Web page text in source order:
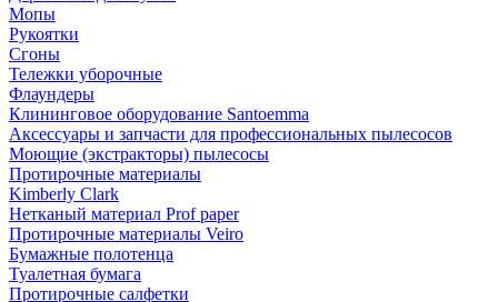
Мопы
Рукоятки
Сгоны
Тележки уборочные
Флаундеры
Клининговое оборудование Santoemma
Аксессуары и запчасти для профессиональных пылесосов
Моющие (экстракторы) пылесосы
Протирочные материалы
Kimberly Clark
Нетканый материал Prof paper
Протирочные материалы Veiro
Бумажные полотенца
Туалетная бумага
Протирочные салфетки